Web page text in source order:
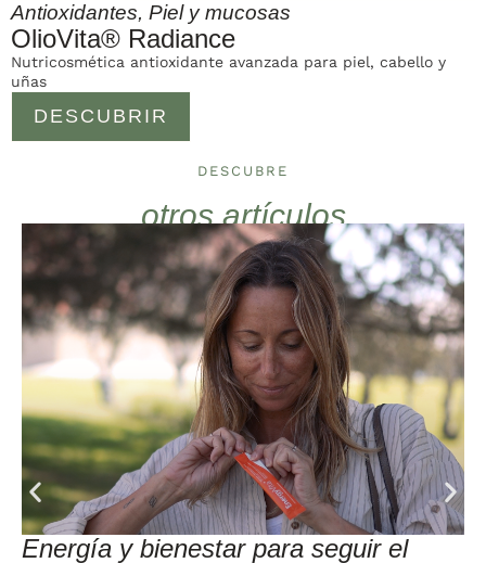
Antioxidantes, Piel y mucosas
OlioVita® Radiance
DESCUBRIR
Nutricosmética antioxidante avanzada para piel, cabello y
uñas
DESCUBRE
otros artículos
Energía y bienestar para seguir el